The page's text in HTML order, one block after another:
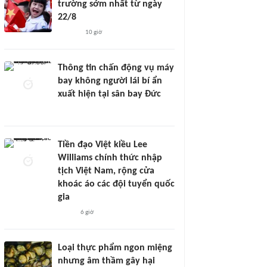
trường sớm nhất từ ngày
22/8
10 giờ
Thông tin chấn động vụ máy
bay không người lái bí ẩn
xuất hiện tại sân bay Đức
Tiền đạo Việt kiều Lee
Williams chính thức nhập
tịch Việt Nam, rộng cửa
khoác áo các đội tuyển quốc
gia
6 giờ
Loại thực phẩm ngon miệng
nhưng âm thầm gây hại